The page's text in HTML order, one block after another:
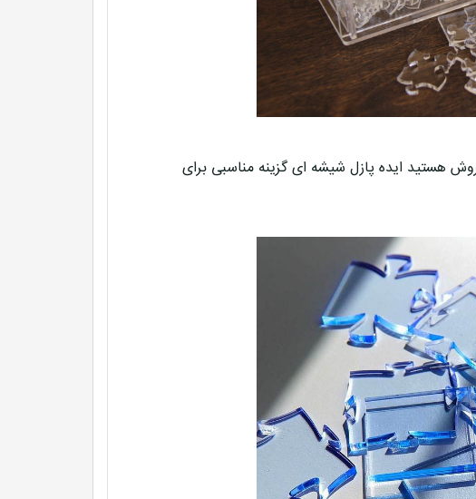
هستید ایده پازل شیشه ای گزینه مناسبی برای